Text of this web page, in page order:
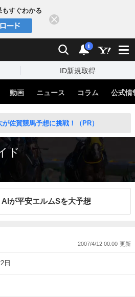
すぐわかる
検索 通知
i
ID新規取得
動画 ニュース コラム 公式情
佐賀競馬予想に挑戦！（PR）
ド
が平安エルムSを大予想
2007/4/12 00:00
日